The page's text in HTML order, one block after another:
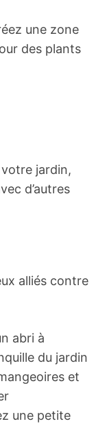
une zone
des plants
jardin,
d’autres
alliés contre
abri à
du jardin
et
une petite